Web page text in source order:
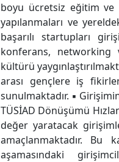
boyu ücretsiz eğitim ve
yapılanmaları ve
başarılı startupları
konferans,
kültürü
arası gençlere iş
sunulmaktadır. ▪
TÜSİAD Dönüşümü
değer yaratacak
amaçlanmaktadır. Bu
aşamasındaki